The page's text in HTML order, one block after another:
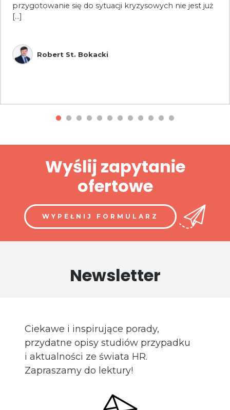
przygotowanie się do sytuacji kryzysowych nie jest już
[...]
Robert St. Bokacki
Wyślij zapytanie
ofertowe
WYPEŁNIJ FORMULARZ
Newsletter
Ciekawe i inspirujące porady,
przydatne opisy studiów przypadku
i aktualności ze świata HR.
Zapraszamy do lektury!